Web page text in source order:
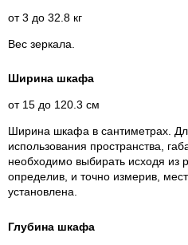
от 3 до 32.8 кг
Вес зеркала.
Ширина шкафа
от 15 до 120.3 см
Ширина шкафа в сантиметрах.
использования пространства,
необходимо выбирать исходя
определив, и точно измерив,
установлена.
Глубина шкафа